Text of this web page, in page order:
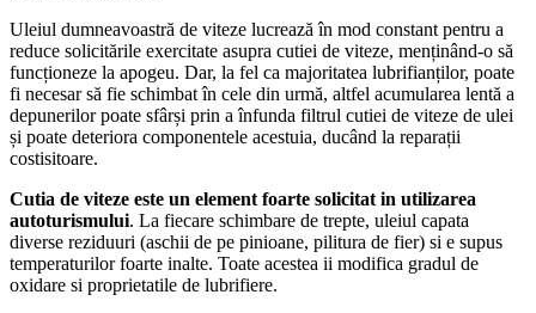
Uleiul dumneavoastră de viteze lucrează în mod constant pentru a
reduce solicitările exercitate asupra cutiei de viteze, menținând-o să
funcționeze la apogeu. Dar, la fel ca majoritatea lubrifianților, poate
fi necesar să fie schimbat în cele din urmă, altfel acumularea lentă a
depunerilor poate sfârși prin a înfunda filtrul cutiei de viteze de ulei
și poate deteriora componentele acestuia, ducând la reparații
costisitoare.
Cutia de viteze este un element foarte solicitat in utilizarea
autoturismului. La fiecare schimbare de trepte, uleiul capata
diverse reziduuri (aschii de pe pinioane, pilitura de fier) si e supus
temperaturilor foarte inalte. Toate acestea ii modifica gradul de
oxidare si proprietatile de lubrifiere.